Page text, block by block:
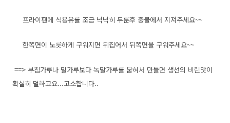
프라이팬에 식용유를 조금 넉넉히 두룬후 중불에서 지져주세요~~
한쪽면이 노릇하게 구워지면 뒤집어서 뒤쪽면을 구워주세요~~
==> 부침가루나 밀가루보다 녹말가루를 묻혀서 만들면 생선의 비린맛이
확실히 덜하고요...고소합니다..